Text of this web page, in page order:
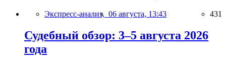
Экспресс-анализ, 06 августа, 13:43 431
Судебный обзор: 3–5 августа 2026
года